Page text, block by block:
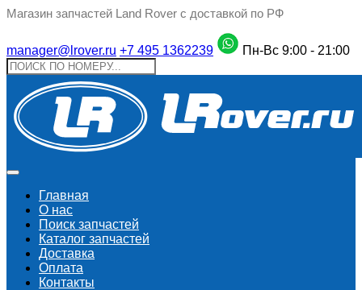
Магазин запчастей Land Rover с доставкой по РФ
manager@lrover.ru +7 495 1362239 Пн-Вс 9:00 - 21:00
Главная
О нас
Поиск запчастeй
Каталог запчастей
Доставка
Оплата
Контакты